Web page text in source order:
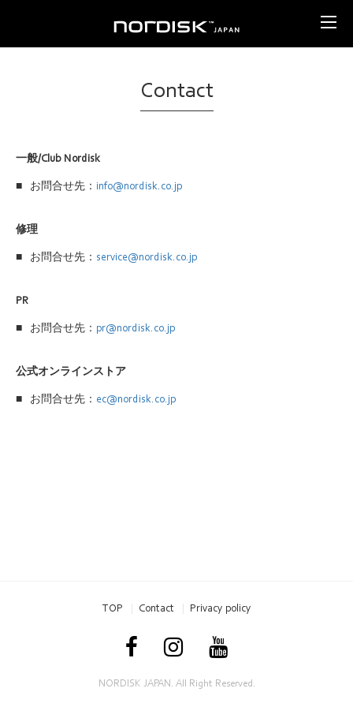
Contact
一般/Club Nordisk
■ お問合せ先： info@nordisk.co.jp
修理
■ お問合せ先： service@nordisk.co.jp
PR
■ お問合せ先： pr@nordisk.co.jp
公式オンラインストア
■ お問合せ先： ec@nordisk.co.jp
TOP Contact Privacy policy
NORDISK JAPAN. All Right Reserved.